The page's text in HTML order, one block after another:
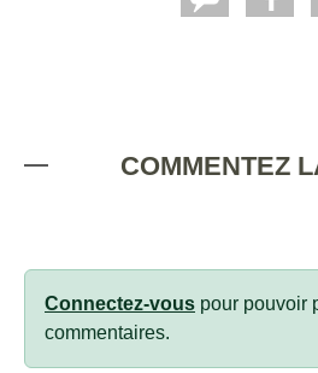
COMMENTEZ
Connectez-vous pour pouvoir
commentaires.